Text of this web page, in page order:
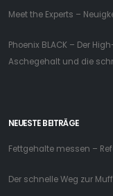
Meet the Experts –
Phoenix BLACK – Der
Aschegehalt und die
NEUESTE BEITRÄGE
Fettgehalte messen –
Der schnelle Weg zur